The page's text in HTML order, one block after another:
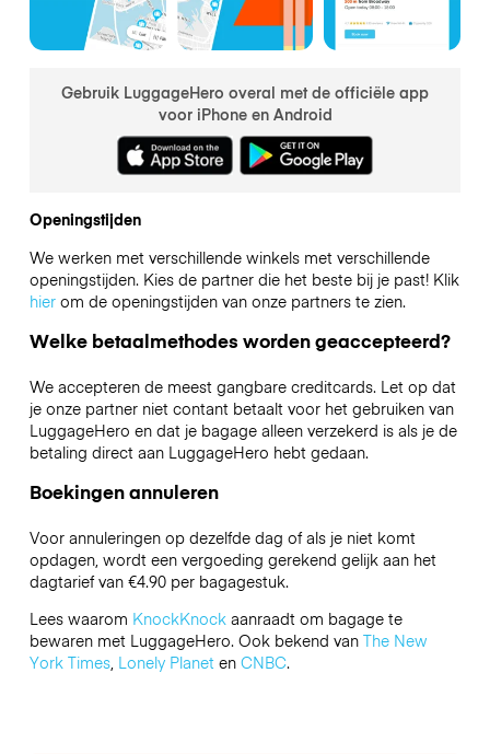
Gebruik LuggageHero overal met de officiële app
voor iPhone en Android
Openingstijden
We werken met verschillende winkels met verschillende
openingstijden. Kies de partner die het beste bij je past! Klik
hierom de openingstijden van onze partners te zien.
Welke betaalmethodes worden geaccepteerd?
We accepteren de meest gangbare creditcards. Let op dat
je onze partner niet contant betaalt voor het gebruiken van
LuggageHero en dat je bagage alleen verzekerd is als je de
betaling direct aan LuggageHero hebt gedaan.
Boekingen annuleren
Voor annuleringen op dezelfde dag of als je niet komt
opdagen, wordt een vergoeding gerekend gelijk aan het
dagtarief van €4.90 per bagagestuk.
Lees waarom KnockKnockaanraadt om bagage te
bewaren met LuggageHero. Ook bekend van The New
York Times, Lonely Planeten CNBC.